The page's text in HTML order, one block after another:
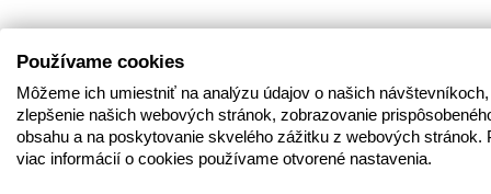
Používame cookies
Môžeme ich umiestniť na analýzu údajov o našich
zlepšenie našich webových stránok, zobrazovanie
obsahu a na poskytovanie skvelého zážitku z webových stránok.
viac informácií o cookies používame otvorené nastavenia.